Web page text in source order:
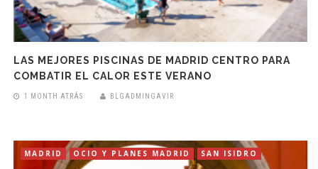
LAS MEJORES PISCINAS DE MADRID CENTRO PARA
COMBATIR EL CALOR ESTE VERANO
1 MONTH ATRÁS BLGADMINGAVIR
MADRID OCIO Y PLANES MADRID SAN ISIDRO